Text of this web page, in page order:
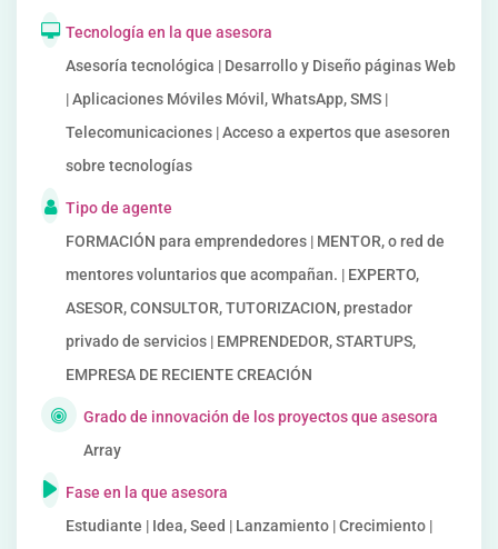
Tecnología en la que asesora
Asesoría tecnológica | Desarrollo y Diseño páginas Web
| Aplicaciones Móviles Móvil, WhatsApp, SMS |
Telecomunicaciones | Acceso a expertos que asesoren
sobre tecnologías
Tipo de agente
FORMACIÓN para emprendedores | MENTOR, o red de
mentores voluntarios que acompañan. | EXPERTO,
ASESOR, CONSULTOR, TUTORIZACION, prestador
privado de servicios | EMPRENDEDOR, STARTUPS,
EMPRESA DE RECIENTE CREACIÓN
Grado de innovación de los proyectos que asesora
Array
Fase en la que asesora
Estudiante | Idea, Seed | Lanzamiento | Crecimiento |